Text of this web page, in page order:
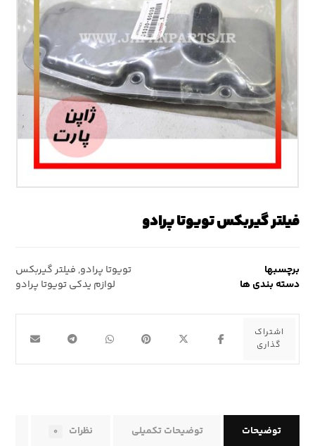
فیلتر گیربکس تویوتا پرادو
برچسبها تویوتا پرادو, فیلتر گیربکس
دسته بندی ها
لوازم یدکی تویوتا پرادو
توضیحات توضیحات تکمیلی نظرات ۰